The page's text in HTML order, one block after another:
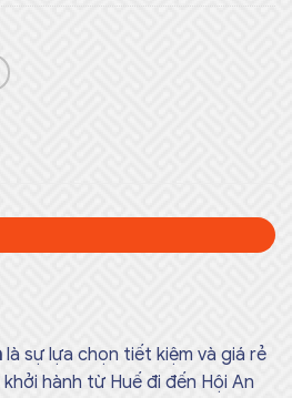
là sự lựa chọn tiết kiệm và giá rẻ
hành từ Huế đi đến Hội An